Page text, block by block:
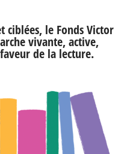
ciblées, le Fonds Victor
vivante, active,
de la lecture.